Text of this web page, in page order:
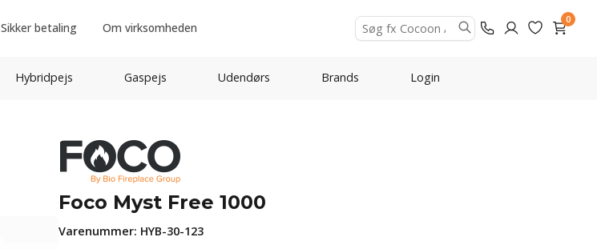
Sikker betaling Om virksomheden
0
Hybridpejs Gaspejs Udendørs Brands Login
Foco Myst Free 1000
Varenummer: HYB-30-123